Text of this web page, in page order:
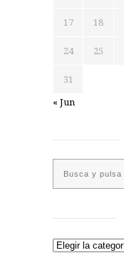
17 18
24 25
31
« Jun
Categorías